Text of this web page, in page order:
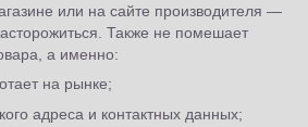
или на сайте производителя —
Также не помешает
а именно:
на рынке;
адреса и контактных данных;